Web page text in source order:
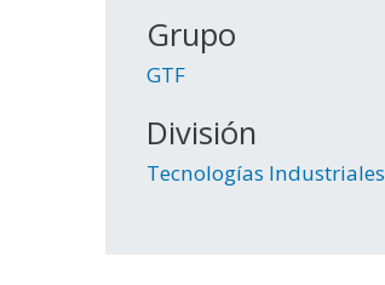
Grupo
GTF
División
Tecnologías Industriales